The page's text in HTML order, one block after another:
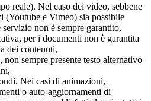
reale). Nel caso dei video, sebbene
(Youtube e Vimeo) sia possibile
non è sempre garantito,
per i documenti non è garantita
dei contenuti,
sempre presente testo alternativo
Nei casi di animazioni,
o auto-aggiornamenti di